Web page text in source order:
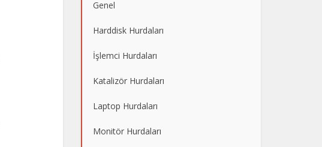
Genel
Harddisk Hurdaları
İşlemci Hurdaları
Katalizör Hurdaları
Laptop Hurdaları
Monitör Hurdaları